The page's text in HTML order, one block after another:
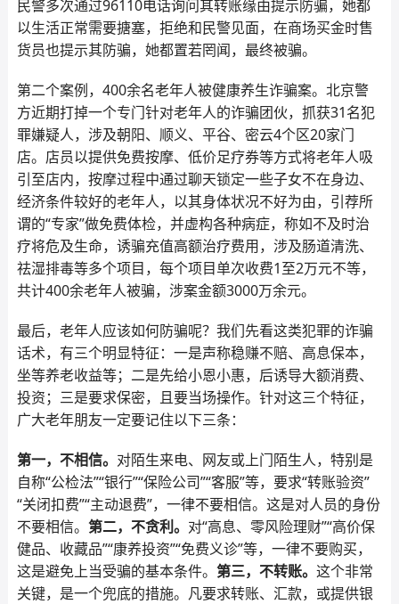
民警多次通过96110电话询问其转账缘由提示防骗，她都
以生活正常需要搪塞，拒绝和民警见面，在商场买金时售
货员也提示其防骗，她都置若罔闻，最终被骗。
第二个案例，400余名老年人被健康养生诈骗案。北京警
方近期打掉一个专门针对老年人的诈骗团伙，抓获31名犯
罪嫌疑人，涉及朝阳、顺义、平谷、密云4个区20家门
店。店员以提供免费按摩、低价足疗券等方式将老年人吸
引至店内，按摩过程中通过聊天锁定一些子女不在身边、
经济条件较好的老年人，以其身体状况不好为由，引荐所
谓的“专家”做免费体检，并虚构各种病症，称如不及时治
疗将危及生命，诱骗充值高额治疗费用，涉及肠道清洗、
祛湿排毒等多个项目，每个项目单次收费1至2万元不等，
共计400余老年人被骗，涉案金额3000万余元。
最后，老年人应该如何防骗呢？我们先看这类犯罪的诈骗
话术，有三个明显特征：一是声称稳赚不赔、高息保本，
坐等养老收益等；二是先给小恩小惠，后诱导大额消费、
投资；三是要求保密，且要当场操作。针对这三个特征，
广大老年朋友一定要记住以下三条：
第一，不相信。 对陌生来电、网友或上门陌生人，特别是
自称“公检法”“银行”“保险公司”“客服”等，要求“转账验资”
“关闭扣费”“主动退费”，一律不要相信。这是对人员的身份
不要相信。 第二，不贪利。 对“高息、零风险理财”“高价保
健品、收藏品”“康养投资”“免费义诊”等，一律不要购买，
这是避免上当受骗的基本条件。 第三，不转账。 这个非常
关键，是一个兜底的措施。凡要求转账、汇款，或提供银